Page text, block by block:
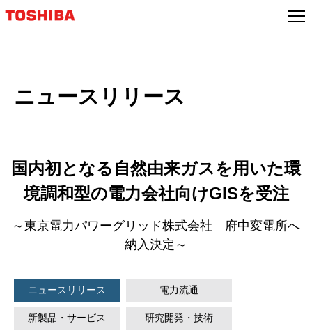
ン
プ
ニュースリリース
国内初となる自然由来ガスを用いた環
境調和型の電力会社向けGISを受注
～東京電力パワーグリッド株式会社 府中変電所へ
納入決定～
ニュースリリース 電力流通
新製品・サービス 研究開発・技術